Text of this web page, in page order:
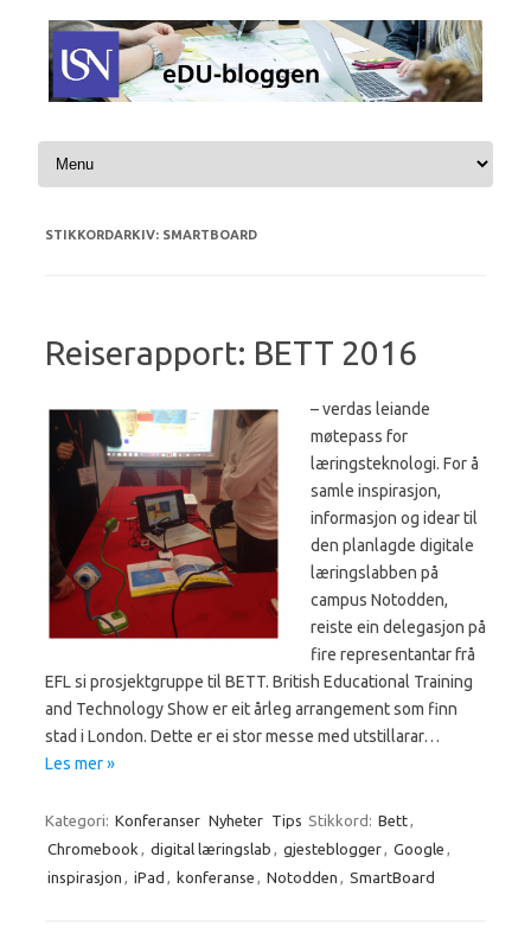
Hopp til innhold
STIKKORDARKIV: SMARTBOARD
Reiserapport: BETT 2016
– verdas leiande
møtepass for
læringsteknologi. For å
samle inspirasjon,
informasjon og idear til
den planlagde digitale
læringslabben på
campus Notodden,
reiste ein delegasjon på
fire representantar frå
EFL si prosjektgruppe til BETT. British Educational Training
and Technology Show er eit årleg arrangement som finn
stad i London. Dette er ei stor messe med utstillarar…
Les mer »
Kategori: Konferanser Nyheter Tips Stikkord: Bett,
Chromebook , digital læringslab , gjesteblogger, Google ,
inspirasjon , iPad , konferanse , Notodden , SmartBoard